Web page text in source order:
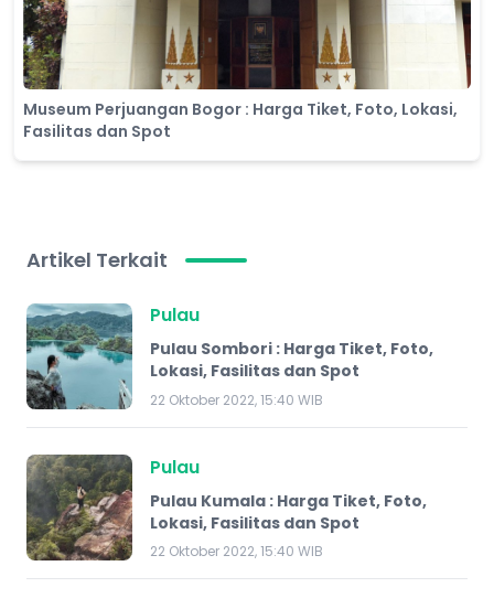
Museum Perjuangan Bogor : Harga Tiket, Foto, Lokasi,
Fasilitas dan Spot
Artikel Terkait
Pulau
Pulau Sombori : Harga Tiket, Foto,
Lokasi, Fasilitas dan Spot
22 Oktober 2022, 15:40 WIB
Pulau
Pulau Kumala : Harga Tiket, Foto,
Lokasi, Fasilitas dan Spot
22 Oktober 2022, 15:40 WIB